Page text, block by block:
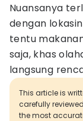
Nuansanya
dengan
tentu
saja, khas
langsung
This article is
carefully
the most